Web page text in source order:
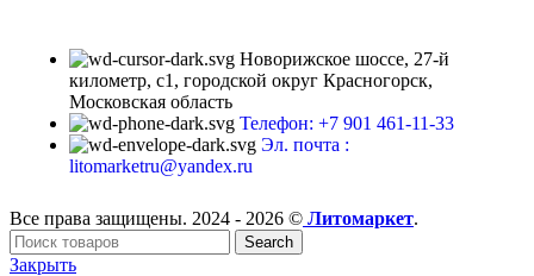
Новорижское шоссе, 27-й
километр, с1, городской округ Красногорск,
Московская область
Телефон: +7 901 461-11-33
Эл. почта :
litomarketru@yandex.ru
Все права защищены. 2024 - 2026 © Литомаркет.
Search
Закрыть